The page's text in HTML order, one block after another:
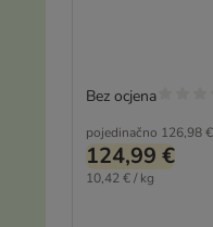
pojedinačno 126,98 €
124,99 €
10,42 € / kg
Bez ocjena